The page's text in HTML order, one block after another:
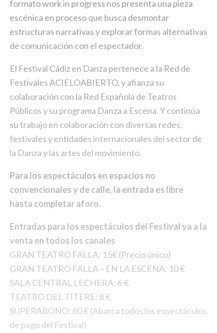
formato work in progress nos presenta una pieza
escénica en proceso que busca desmontar
estructuras narrativas y explorar formas alternativas
de comunicación con el espectador.
El Festival Cádiz en Danza pertenece a la Red de
Festivales ACIELOABIERTO, y afianza su
colaboración con la Red Española de Teatros
Públicos y su programa Danza a Escena. Y continúa
su trabajo en colaboración con diversas redes,
festivales y entidades internacionales del sector de
la Danza y las artes del movimiento.
Para los espectáculos en espacios no
convencionales y de calle, la entrada es libre
hasta completar aforo.
Entradas para los espectáculos del Festival ya a la
venta en todos los canales
GRAN TEATRO FALLA: 15€ (Precio único)
GRAN TEATRO FALLA – EN LA ESCENA: 10 €
SALA CENTRAL LECHERA: 6 €
TEATRO DEL TÍTERE: 8 €
SUPERABONO: 60 € (Abarca todos los espectáculos
de pago del Festival)